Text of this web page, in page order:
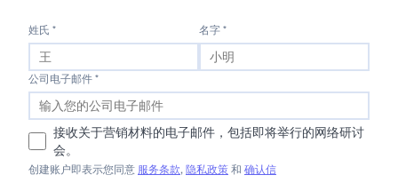
姓氏 * 名字 *
公司电子邮件 *
接收关于营销材料的电子邮件，包括即将举行的网络研讨
会。
创建账户即表示您同意 服务条款, 隐私政策 和 确认信